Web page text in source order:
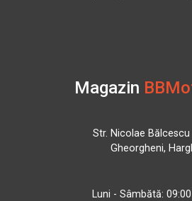
Magazin
Str. Nicolae Bălcescu
Gheorgheni,
Luni - Sâmbătă: